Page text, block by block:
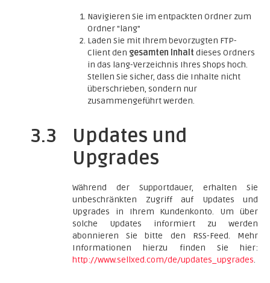
Navigieren Sie im entpackten Ordner zum
Ordner "lang"
Laden Sie mit Ihrem bevorzugten FTP-
Client den gesamten Inhalt dieses Ordners
in das lang-Verzeichnis Ihres Shops hoch.
Stellen Sie sicher, dass die Inhalte nicht
überschrieben, sondern nur
zusammengeführt werden.
3.3
Updates und
Upgrades
Während der Supportdauer, erhalten Sie
unbeschränkten Zugriff auf Updates und
Upgrades in Ihrem Kundenkonto. Um über
solche Updates informiert zu werden
abonnieren Sie bitte den RSS-Feed. Mehr
Informationen hierzu finden Sie hier:
http://www.sellxed.com/de/updates_upgrades.